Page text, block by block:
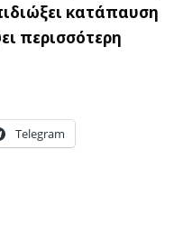
κατάπαυση
περισσότερη
Telegram